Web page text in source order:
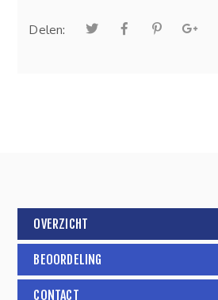
Delen:
OVERZICHT
BEOORDELING
CONTACT